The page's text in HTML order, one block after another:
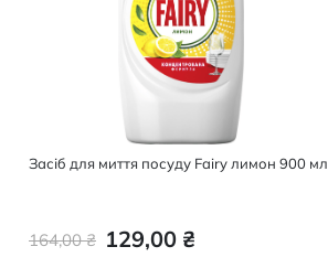
Засіб для миття посуду Fairy лимон 900 мл
129,00 ₴
164,00 ₴